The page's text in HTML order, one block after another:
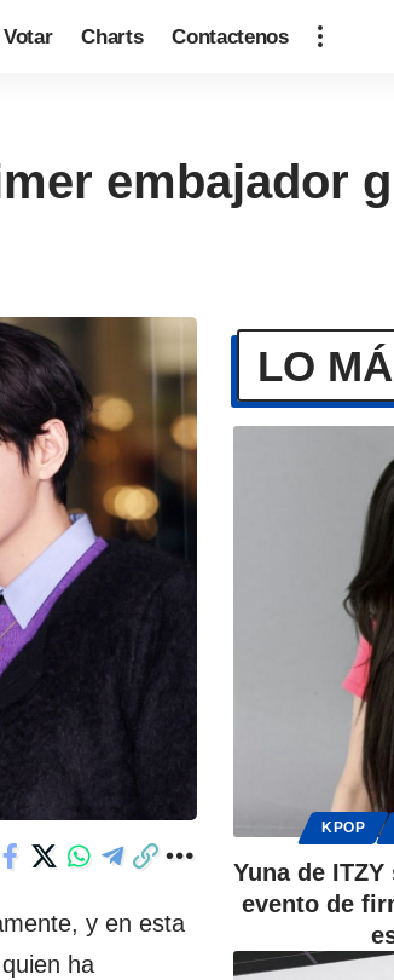
Votar Charts Contactenos
embajador
y en esta
ha
LO
KPOP
Yuna de
evento de